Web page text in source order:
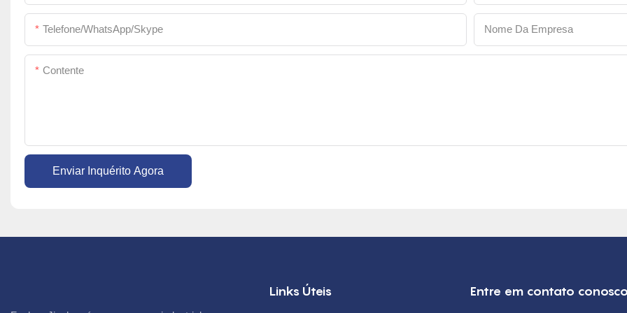
Telefone/WhatsApp/Skype Nome Da Empresa
Contente
Enviar Inquérito Agora
Links Úteis Entre em contato conosco